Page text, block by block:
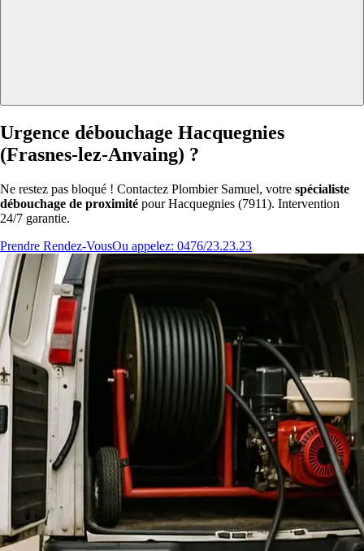
Urgence débouchage Hacquegnies
(Frasnes-lez-Anvaing) ?
Ne restez pas bloqué ! Contactez Plombier Samuel, votre spécialiste
débouchage de proximité pour Hacquegnies (7911). Intervention
24/7 garantie.
Prendre Rendez-VousOu appelez: 0476/23.23.23